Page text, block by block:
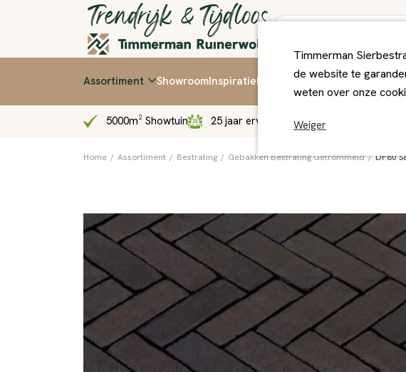
Assortiment ShowroomInspiratieKennis & TipsWinkel Contact
5000m² Showtuin 25 jaar ervaring Snel en persoonlijk
Home / Assortiment / Bestrating / Gebakken Bestrating Getrommeld / DF80
Timmerman
de website te
weten over onze
Weiger